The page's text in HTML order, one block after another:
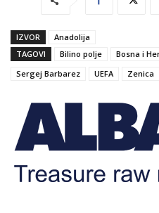
IZVOR
Anadolija
TAGOVI
Bilino polje Bosna i
Sergej Barbarez
UEFA Zenica